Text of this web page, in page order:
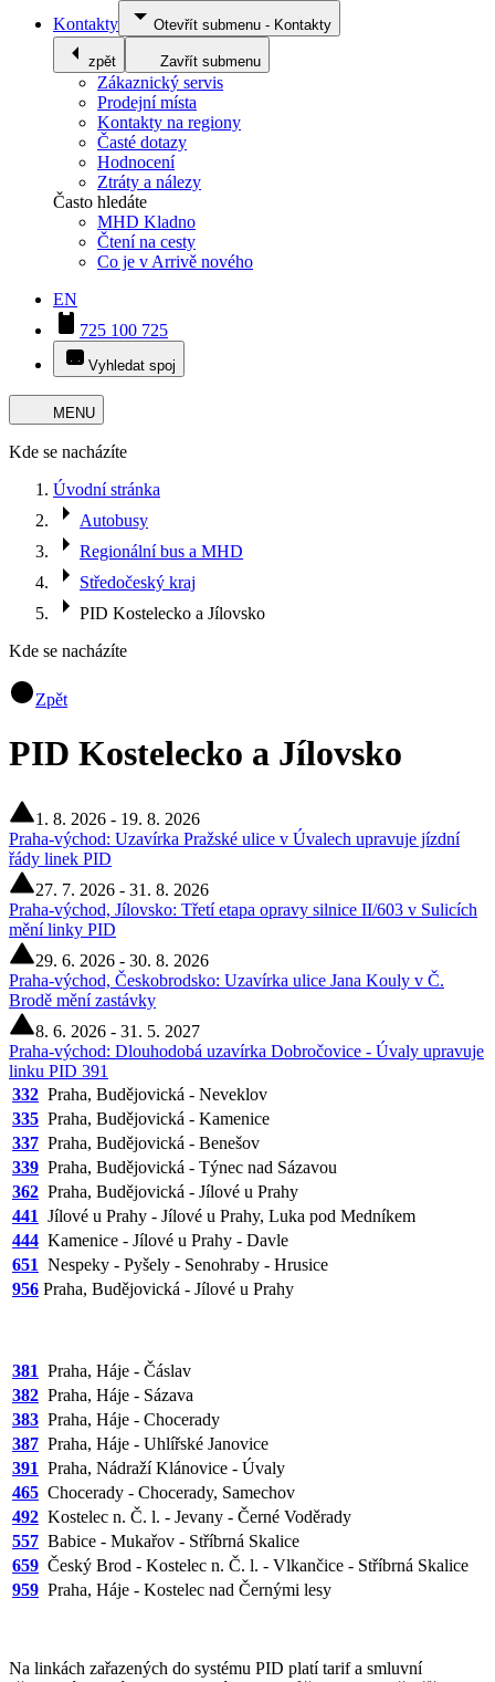
Kontakty
Otevřít submenu - Kontakty
zpět Zavřít submenu
Zákaznický servis
Prodejní místa
Kontakty na regiony
Časté dotazy
Hodnocení
Ztráty a nálezy
Často hledáte
MHD Kladno
Čtení na cesty
Co je v Arrivě nového
EN
725 100 725
Vyhledat spoj
MENU
Kde se nacházíte
Úvodní stránka
Autobusy
Regionální bus a MHD
Středočeský kraj
PID Kostelecko a Jílovsko
Kde se nacházíte
Zpět
PID Kostelecko a Jílovsko
1. 8. 2026 - 19. 8. 2026
Praha-východ: Uzavírka Pražské ulice v Úvalech upravuje jízdní
řády linek PID
27. 7. 2026 - 31. 8. 2026
Praha-východ, Jílovsko: Třetí etapa opravy silnice II/603 v Sulicích
mění linky PID
29. 6. 2026 - 30. 8. 2026
Praha-východ, Českobrodsko: Uzavírka ulice Jana Kouly v Č.
Brodě mění zastávky
8. 6. 2026 - 31. 5. 2027
Praha-východ: Dlouhodobá uzavírka Dobročovice - Úvaly upravuje
linku PID 391
332 Praha, Budějovická - Neveklov
335 Praha, Budějovická - Kamenice
337 Praha, Budějovická - Benešov
339 Praha, Budějovická - Týnec nad Sázavou
362 Praha, Budějovická - Jílové u Prahy
441 Jílové u Prahy - Jílové u Prahy, Luka pod Medníkem
444 Kamenice - Jílové u Prahy - Davle
651 Nespeky - Pyšely - Senohraby - Hrusice
956 Praha, Budějovická - Jílové u Prahy
381 Praha, Háje - Čáslav
382 Praha, Háje - Sázava
383 Praha, Háje - Chocerady
387 Praha, Háje - Uhlířské Janovice
391 Praha, Nádraží Klánovice - Úvaly
465 Chocerady - Chocerady, Samechov
492 Kostelec n. Č. l. - Jevany - Černé Voděrady
557 Babice - Mukařov - Stříbrná Skalice
659 Český Brod - Kostelec n. Č. l. - Vlkančice - Stříbrná Skalice
959 Praha, Háje - Kostelec nad Černými lesy
Na linkách zařazených do systému PID platí tarif a smluvní